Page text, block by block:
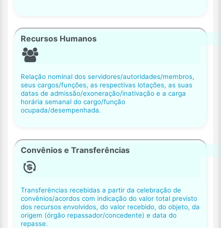
Recursos Humanos
Relação nominal dos servidores/autoridades/membros,
seus cargos/funções, as respectivas lotações, as suas
datas de admissão/exoneração/inativação e a carga
horária semanal do cargo/função
ocupada/desempenhada.
Convênios e Transferências
Transferências recebidas a partir da celebração de
convênios/acordos com indicação do valor total previsto
dos recursos envolvidos, do valor recebido, do objeto, da
origem (órgão repassador/concedente) e data do
repasse.